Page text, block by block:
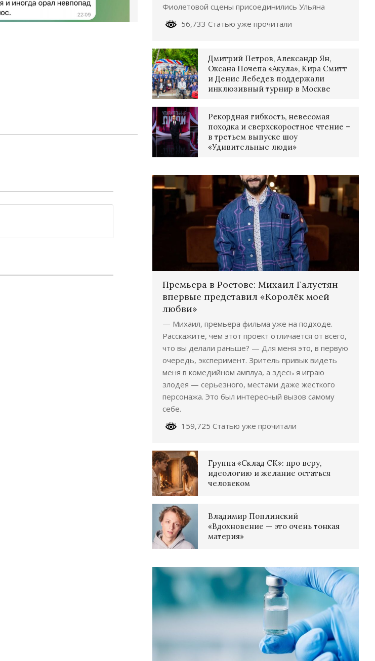
Фиолетовой сцены присоединились Ульяна
56,733 Статью уже прочитали
Дмитрий Петров, Александр Ян,
Оксана Почепа «Акула», Кира Смитт
и Денис Лебедев поддержали
инклюзивный турнир в Москве
Рекордная гибкость, невесомая
походка и сверхскоростное чтение –
в третьем выпуске шоу
«Удивительные люди»
Премьера в Ростове: Михаил Галустян
впервые представил «Королёк моей
любви»
— Михаил, премьера фильма уже на подходе.
Расскажите, чем этот проект отличается от всего,
что вы делали раньше? — Для меня это, в первую
очередь, эксперимент. Зритель привык видеть
меня в комедийном амплуа, а здесь я играю
злодея — серьезного, местами даже жесткого
персонажа. Это был интересный вызов самому
себе.
159,725 Статью уже прочитали
Группа «Склад СК»: про веру,
идеологию и желание остаться
человеком
Владимир Поплинский
«Вдохновение — это очень тонкая
материя»